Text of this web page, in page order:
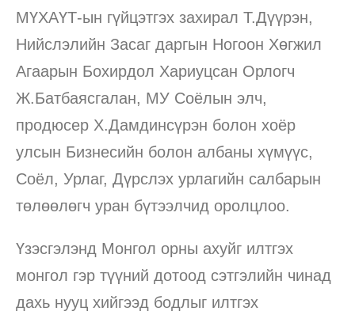
МҮХАҮТ-ын гүйцэтгэх захирал Т.Дүүрэн,
Нийслэлийн Засаг даргын Ногоон Хөгжил
Агаарын Бохирдол Хариуцсан Орлогч
Ж.Батбаясгалан, МУ Соёлын элч,
продюсер Х.Дамдинсүрэн болон хоёр
улсын Бизнесийн болон албаны хүмүүс,
Соёл, Урлаг, Дүрслэх урлагийн салбарын
төлөөлөгч уран бүтээлчид оролцлоо.
Үзэсгэлэнд Монгол орны ахуйг илтгэх
монгол гэр түүний дотоод сэтгэлийн чинад
дахь нууц хийгээд бодлыг илтгэх